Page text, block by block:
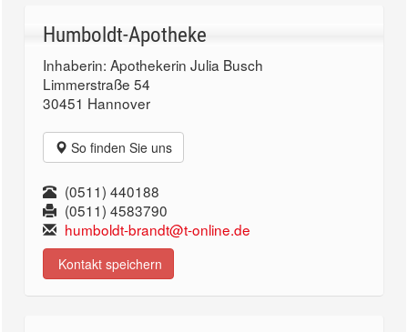
Humboldt-Apotheke
Inhaberin: Apothekerin Julia Busch
Limmerstraße 54
30451 Hannover
So finden Sie uns
(0511) 440188
(0511) 4583790
humboldt-brandt@t-online.de
Kontakt speichern